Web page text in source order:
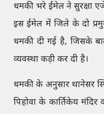
धमकी भरे ईमेल ने सुरक्षा
इस ईमेल में जिले के दो
धमकी दी गई है, जिसके
व्यवस्था कड़ी कर दी है।
धमकी के अनुसार थानेसर
पिहोवा के कार्तिकेय